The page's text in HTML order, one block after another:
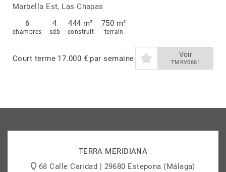
Marbella Est, Las Chapas
6
chambres
4
sdb
444 m²
construit
750 m²
terrain
Court terme17.000 € par semaine Voir
TMRV0661
TERRA MERIDIANA
68 Calle Caridad | 29680 Estepona (Málaga)